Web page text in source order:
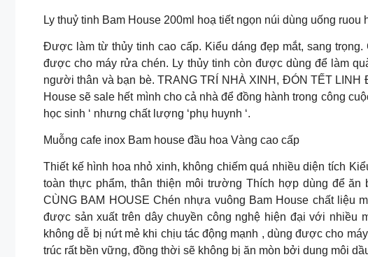
Ly thuỷ tinh Bam House 200ml hoạ tiết ngọn núi dùng uống ruou
Được làm từ thủy tinh cao cấp. Kiểu dáng đẹp mắt, sang
được cho máy rửa chén. Ly thủy tinh còn được dùng để làm
người thân và bạn bè. TRANG TRÍ NHÀ XINH, ĐÓN TẾT
House sẽ sale hết mình cho cả nhà để đồng hành trong công
học sinh ‘ nhưng chất lượng ‘phụ huynh ‘.
Muỗng cafe inox Bam house đầu hoa Vàng cao cấp
Thiết kế hình hoa nhỏ xinh, không chiếm quá nhiều diện tích
toàn thực phẩm, thân thiện môi trường Thích hợp dùng để
CÙNG BAM HOUSE Chén nhựa vuông Bam House chất liệu
được sản xuất trên dây chuyền công nghệ hiện đại với nhiều
không dễ bị nứt mẻ khi chịu tác động mạnh , dùng được cho
trúc rất bền vững, đồng thời sẽ không bị ăn mòn bởi dung môi